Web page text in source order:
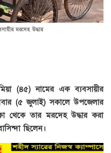
মরদেহ উদ্ধার
(৪৫) নামের এক ব্যবসায়ীর
(৫ জুলাই) সকালে উপজেলার
থেকে তার মরদেহ উদ্ধার করা
ছিলেন।